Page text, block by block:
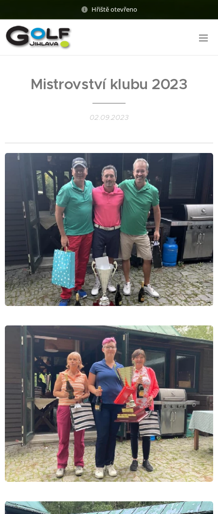
Hřiště otevřeno
Mistrovství klubu 2023
02.09.2023